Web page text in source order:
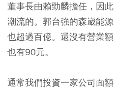
董事長由賴勁麟擔任，因
潮流的。郭台強的森崴能
也超過百億。還沒有營業
也有90元。
通常我們投資一家公司面